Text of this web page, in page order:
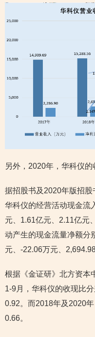
另外，2020年，华科仪的
据招股书及2020年版招股
华科仪的经营活动现金流
元、1.61亿元、2.11亿元
动产生的现金流量净额分
元、-22.06万元、
根据《金证研》北方资本
1-9月，华科仪的收现比
0.92。而2018年及2020
0.66。